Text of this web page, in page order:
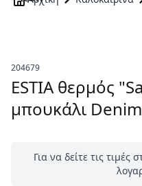
204679
ESTIA θερμός
μπουκάλι
Για να δείτε τις τιμές